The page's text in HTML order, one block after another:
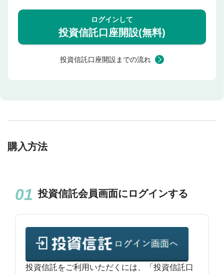
ログインして
投資信託口座開設(無料)
投資信託口座開設までの流れ
購入方法
投資信託会員画面にログインする
投資信託をご利用いただくには、「投資信託口